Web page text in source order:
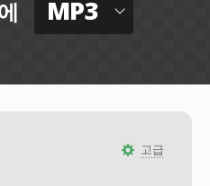
MP3
고급